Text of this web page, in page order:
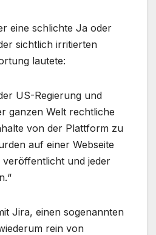
eine schlichte Ja oder
sichtlich irritierten
lautete:
US-Regierung und
ganzen Welt rechtliche
von der Plattform zu
auf einer Webseite
veröffentlicht und jeder
Jira, einen sogenannten
rein von